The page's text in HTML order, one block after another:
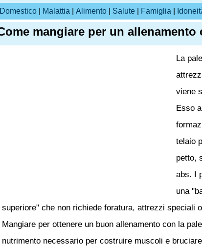
Domestico Malattia Alimento Salute Famiglia
mangiare per un allenamento
La
viene
Esso
telaio
petto,
abs. I
una
superiore" che non richiede foratura, attrezzi speciali
Mangiare per ottenere un buon allenamento con la
nutrimento necessario per costruire muscoli e